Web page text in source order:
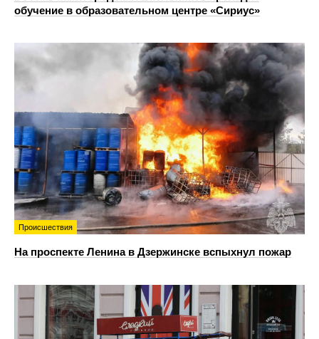
обучение в образовательном центре «Сириус»
Происшествия
На проспекте Ленина в Дзержинске вспыхнул пожар